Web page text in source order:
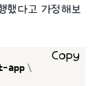
했다고 가정해보
app \
Copy